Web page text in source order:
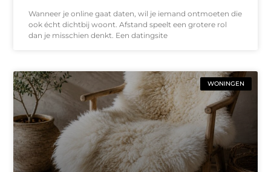
Wanneer je online gaat daten, wil je iemand ontmoeten die
ook écht dichtbij woont. Afstand speelt een grotere rol
dan je misschien denkt. Een datingsite
WONINGEN